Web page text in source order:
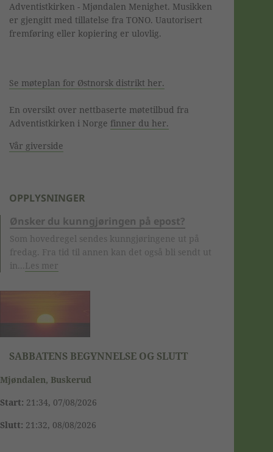
Adventistkirken - Mjøndalen Menighet. Musikken
er gjengitt med tillatelse fra TONO. Uautorisert
fremføring eller kopiering er ulovlig.
Se møteplan for Østnorsk distrikt her.
En oversikt over nettbaserte møtetilbud fra
Adventistkirken i Norge finner du her.
Vår giverside
OPPLYSNINGER
Ønsker du kunngjøringen på epost?
Som hovedregel sendes kunngjøringene ut på
fredag. Fra tid til annen kan det også bli sendt ut
in... Les mer
SABBATENS BEGYNNELSE OG SLUTT
Mjøndalen, Buskerud
Start: 21:34, 07/08/2026
Slutt: 21:32, 08/08/2026